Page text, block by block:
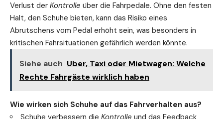
Verlust der Kontrolle über die Fahrpedale. Ohne den festen
Halt, den Schuhe bieten, kann das Risiko eines
Abrutschens vom Pedal erhöht sein, was besonders in
kritischen Fahrsituationen gefährlich werden könnte.
Siehe auch Uber, Taxi oder Mietwagen: Welche
Rechte Fahrgäste wirklich haben
Wie wirken sich Schuhe auf das Fahrverhalten aus?